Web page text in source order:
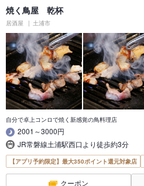
焼く鳥屋 乾杯
居酒屋 土浦市
自分で卓上コンロで焼く新感覚の鳥料理店
2001～3000円
JR常磐線土浦駅西口より徒歩約3分
【アプリ予約限定】最大350ポイント還元対象店
クーポン